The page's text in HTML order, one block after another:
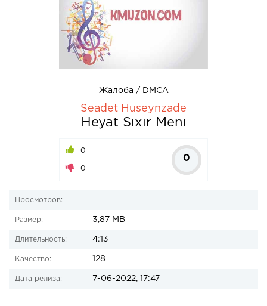
Жалоба / DMCA
Seadet Huseynzade
Heyat Sıxır Menı
0
0
0
Просмотров:
Размер: 3,87 MB
Длительность: 4:13
Качество: 128
Дата релиза: 7-06-2022, 17:47